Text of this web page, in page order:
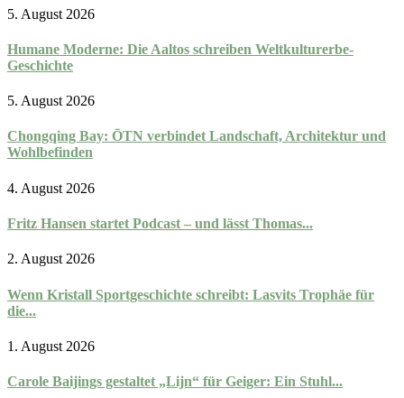
5. August 2026
Humane Moderne: Die Aaltos schreiben Weltkulturerbe-
Geschichte
5. August 2026
Chongqing Bay: ŌTN verbindet Landschaft, Architektur und
Wohlbefinden
4. August 2026
Fritz Hansen startet Podcast – und lässt Thomas...
2. August 2026
Wenn Kristall Sportgeschichte schreibt: Lasvits Trophäe für
die...
1. August 2026
Carole Baijings gestaltet „Lijn“ für Geiger: Ein Stuhl...